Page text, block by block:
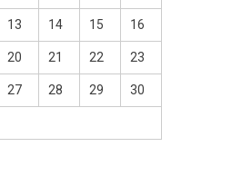
13 14 15 16
20 21 22 23
27 28 29 30